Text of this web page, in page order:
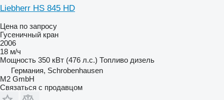
Liebherr HS 845 HD
Цена по запросу
Гусеничный кран
2006
18 м/ч
Мощность 350 кВт (476 л.с.) Топливо дизель
Германия, Schrobenhausen
M2 GmbH
Связаться с продавцом